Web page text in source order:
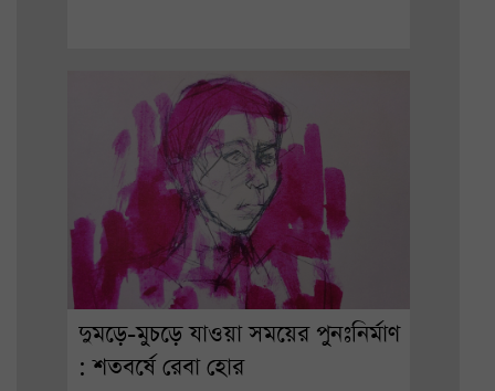
দুমড়ে-মুচড়ে যাওয়া সময়ের পুনঃনির্মাণ
: শতবর্ষে রেবা হোর